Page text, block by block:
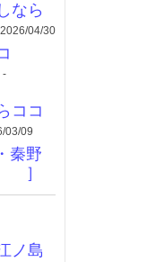
なら
04/30
-
ココ
03/09
秦野
］
ノ島